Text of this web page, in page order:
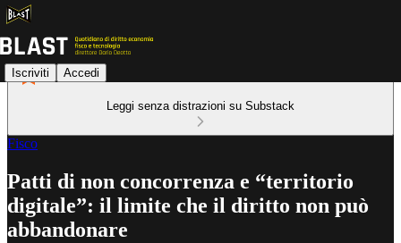
Iscriviti Accedi
Leggi senza distrazioni su Substack
Fisco
Patti di non concorrenza e “territorio
digitale”: il limite che il diritto non può
abbandonare